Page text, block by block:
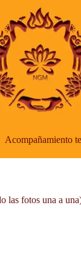
Acompañamiento
las fotos una a